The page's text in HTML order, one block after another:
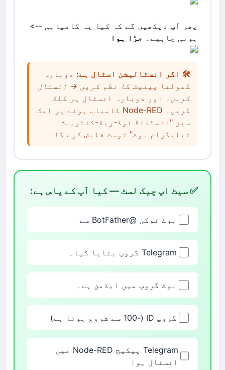
پھر آپ دیکھیں گے کہ کیا یہ کامیابی -->
ہونی چاہیے۔ جڑا ہوا
🛠️ اگر انسٹالیشن اسٹال ہے: دوبارہ
کھولنا
پیلیٹ کا نظم کریں → انسٹال
کریں۔
اور دوبارہ انسٹال پر کلک
کریں۔ Node-RED کامیاب ہونے پر ایک
سبز "انسٹالڈ نوڈ-ریڈ-کنٹریب-
ٹیلیگرام بوٹ" ٹوسٹ فلیش کرے گا۔
✅ سیٹ اپ چیک لسٹ — کیا آپ کے پاس ہے:
بوٹ ٹوکن @BotFather سے
Telegram گروپ بنایا گیا۔
بوٹ گروپ میں ایڈمن ہے۔
گروپ ID (-100 سے شروع ہوتا ہے)
Telegram پیکیج Node-RED میں
انسٹال ہوا